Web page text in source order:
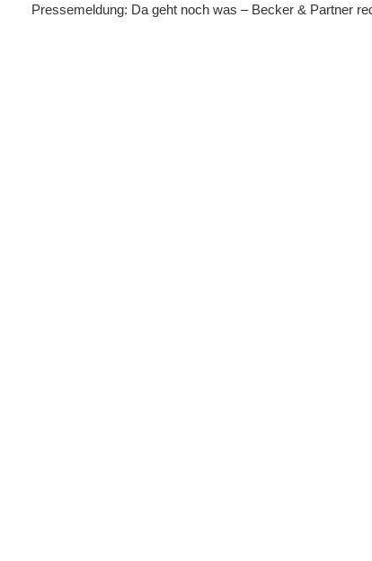
Pressemeldung: Da geht noch was – Becker & Partner